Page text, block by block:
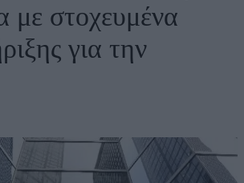
με στοχευμένα
για την